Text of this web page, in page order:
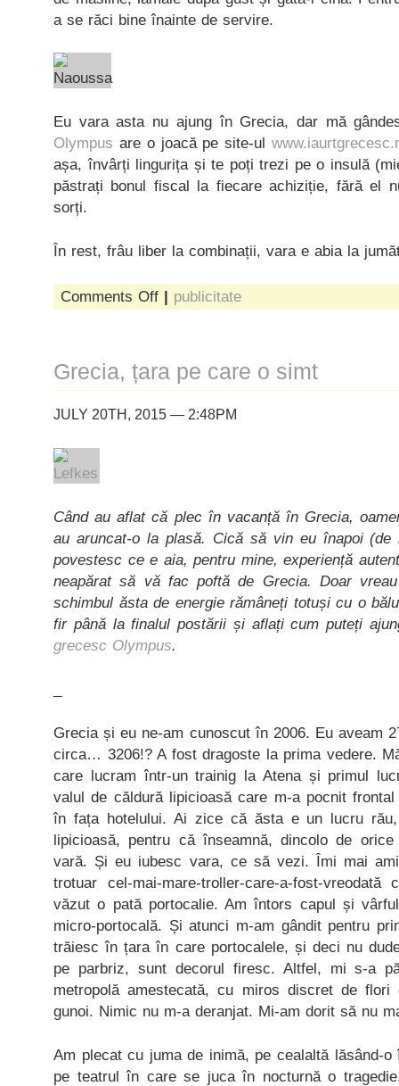
a se răci bine înainte de servire.
Eu vara asta nu ajung în Grecia, dar mă
Olympus are o joacă pe site-ul
așa, învârți lingurița și te poți trezi pe o insulă
păstrați bonul fiscal la fiecare achiziție, fără el
sorți.
În rest, frâu liber la combinații, vara e abia la
Comments Offon
învârte
| publicitate
Grecia, țara pe care o simt
JULY 20TH, 2015 — 2:48PM
Când au aflat că plec în vacanță în Grecia,
au aruncat-o la plasă. Cică să vin eu înapoi
povestesc ce e aia, pentru mine, experiență
neapărat să vă fac poftă de Grecia. Doar
schimbul ăsta de energie rămâneți totuși cu o
fir până la finalul postării și aflați cum puteți
grecesc Olympus.
Grecia și eu ne-am cunoscut în 2006. Eu aveam
circa… 3206!? A fost dragoste la prima vedere.
care lucram într-un trainig la Atena și primul
valul de căldură lipicioasă care m-a pocnit
în fața hotelului. Ai zice că ăsta e un lucru
lipicioasă, pentru că înseamnă, dincolo de
vară. Și eu iubesc vara, ce să vezi. Îmi mai
trotuar cel-mai-mare-troller-care-a-fost-
văzut o pată portocalie. Am întors capul și
micro-portocală. Și atunci m-am gândit pentru
trăiesc în țara în care portocalele, și deci nu
pe parbriz, sunt decorul firesc. Altfel, mi s-a
metropolă amestecată, cu miros discret de
gunoi. Nimic nu m-a deranjat. Mi-am dorit să nu
Am plecat cu juma de inimă, pe cealaltă lăsând-
pe teatrul în care se juca în nocturnă o